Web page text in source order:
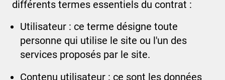
différents termes essentiels du contrat :
Utilisateur : ce terme désigne toute
personne qui utilise le site ou l'un des
services proposés par le site.
Contenu utilisateur : ce sont les données